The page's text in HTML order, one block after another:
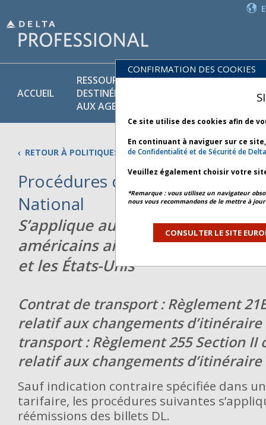
ACCUEIL
RESSOURCES
DESTINÉES
AUX AGENTS
ET
RETOUR À POLITIQUES COMMERCIALES
Procédures de réémission de
National
S’applique aux voyages dans les
américains ainsi que pour ceux
et les États-Unis
Contrat de transport : Règlement
relatif aux changements
transport : Règlement 255 Section II
relatif aux changements d’itinéraire
Sauf indication contraire spécifiée dans
tarifaire, les procédures suivantes
réémissions des billets DL.
CONFIRMATION DES COOKIES
Ce site utilise des cookies afin de
En continuant à naviguer sur ce
de Confidentialité et de Sécurité de Delta
Veuillez également choisir votre
*Remarque : vous utilisez un navigateur
nous vous recommandons de le mettre à
CONSULTER LE SITE